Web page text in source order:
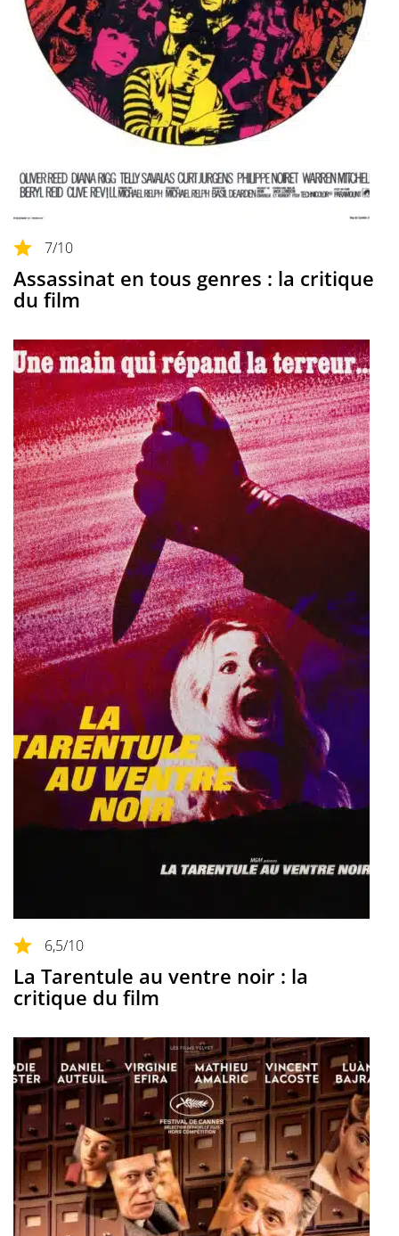
7/10
Assassinat en tous genres : la critique
du film
6,5/10
La Tarentule au ventre noir : la
critique du film